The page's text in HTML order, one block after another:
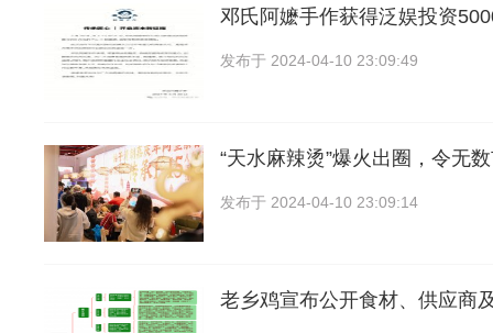
邓氏阿嬷手作获得泛娱投资
发布于 2024-04-10 23:09:49
“天水麻辣烫”爆火出圈，令无
发布于 2024-04-10 23:09:14
老乡鸡宣布公开食材、供应商